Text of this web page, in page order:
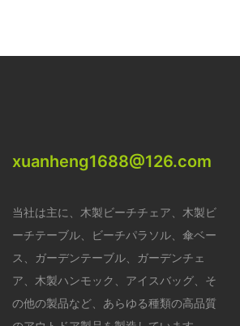
xuanheng1688@126.com
当社は主に、木製ビーチチェア、木製ビ
ーチテーブル、ビーチパラソル、傘ベー
ス、ガーデンテーブル、ガーデンチェ
ア、木製ハンモック、アイスバッグ、そ
の他の製品など、あらゆる種類の高品質